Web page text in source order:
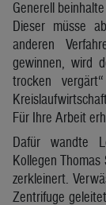
Generell
Dieser müsse
anderen
gewinnen, wird
trocken
Für Ihre Arbeit
Dafür wandte
Kollegen
zerkleinert.
Zentrifuge